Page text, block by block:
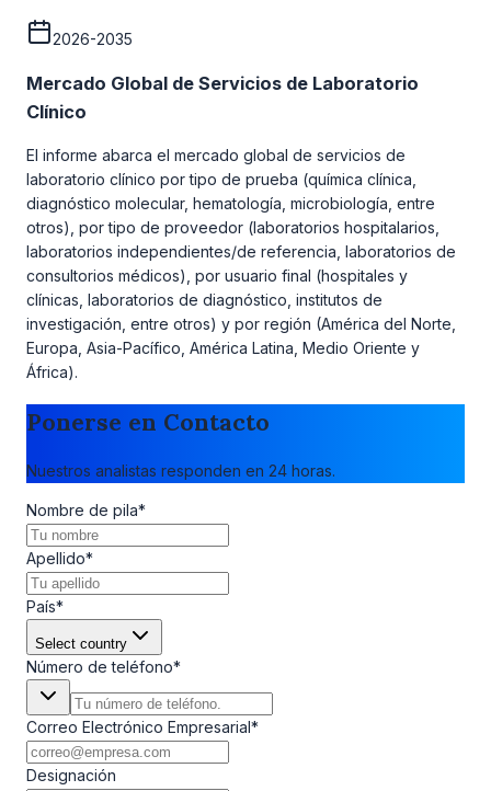
2026-2035
Mercado Global de Servicios de Laboratorio
Clínico
El informe abarca el mercado global de servicios de
laboratorio clínico por tipo de prueba (química clínica,
diagnóstico molecular, hematología, microbiología, entre
otros), por tipo de proveedor (laboratorios hospitalarios,
laboratorios independientes/de referencia, laboratorios de
consultorios médicos), por usuario final (hospitales y
clínicas, laboratorios de diagnóstico, institutos de
investigación, entre otros) y por región (América del Norte,
Europa, Asia-Pacífico, América Latina, Medio Oriente y
África).
Ponerse en Contacto
Nuestros analistas responden en 24 horas.
Nombre de pila*
Apellido*
País*
Select country
Número de teléfono*
Correo Electrónico Empresarial*
Designación